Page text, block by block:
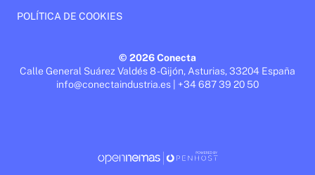
POLÍTICA DE COOKIES
© 2026 Conecta
Calle General Suárez Valdés 8 - Gijón, Asturias, 33204 España
info@conectaindustria.es | +34 687 39 20 50